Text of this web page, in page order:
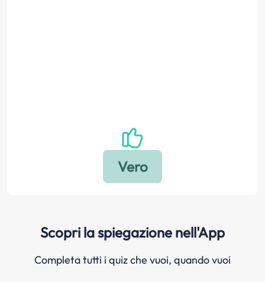
Scopri la spiegazione nell'App
Completa tutti i quiz che vuoi, quando vuoi